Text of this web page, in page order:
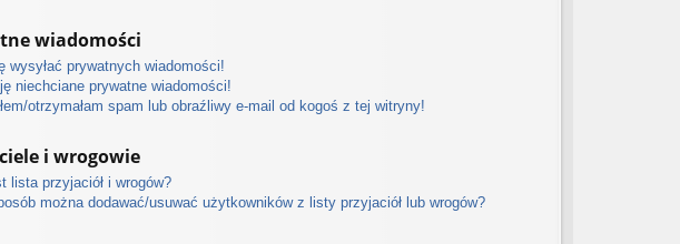
wiadomości
wysyłać prywatnych wiadomości!
niechciane prywatne wiadomości!
otrzymałam spam lub obraźliwy e-mail od kogoś z tej witryny!
i wrogowie
lista przyjaciół i wrogów?
można dodawać/usuwać użytkowników z listy przyjaciół lub wrogów?